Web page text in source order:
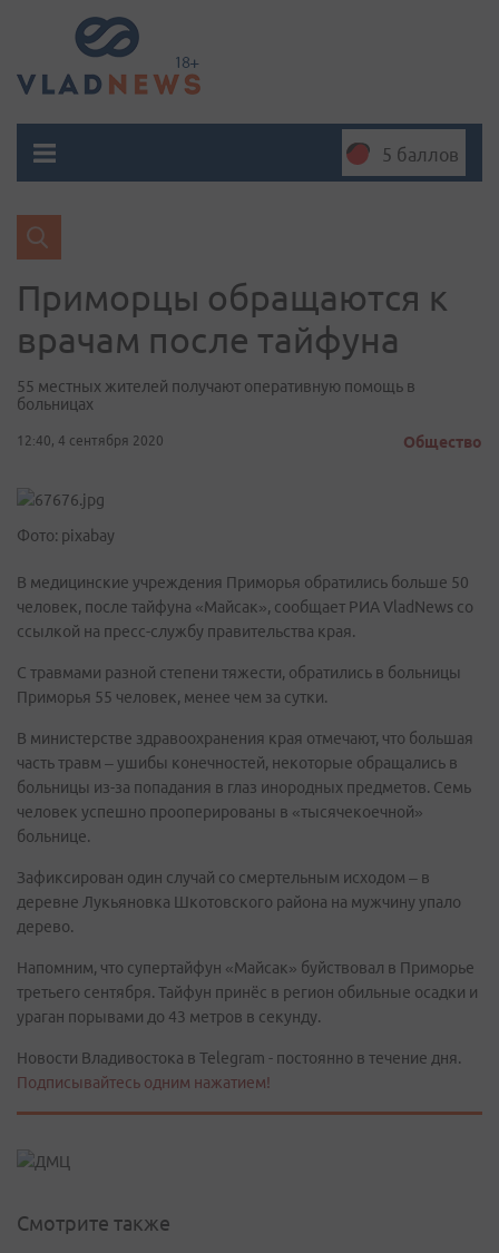
5 баллов
Приморцы обращаются к
врачам после тайфуна
55 местных жителей получают оперативную помощь в
больницах
12:40, 4 сентября 2020 Общество
Фото: pixabay
В медицинские учреждения Приморья обратились больше 50
человек, после тайфуна «Майсак», сообщает РИА VladNews со
ссылкой на пресс-службу правительства края.
С травмами разной степени тяжести, обратились в больницы
Приморья 55 человек, менее чем за сутки.
В министерстве здравоохранения края отмечают, что большая
часть травм – ушибы конечностей, некоторые обращались в
больницы из-за попадания в глаз инородных предметов. Семь
человек успешно прооперированы в «тысячекоечной»
больнице.
Зафиксирован один случай со смертельным исходом – в
деревне Лукьяновка Шкотовского района на мужчину упало
дерево.
Напомним, что супертайфун «Майсак» буйствовал в Приморье
третьего сентября. Тайфун принёс в регион обильные осадки и
ураган порывами до 43 метров в секунду.
Новости Владивостока в Telegram - постоянно в течение дня.
Подписывайтесь одним нажатием!
Смотрите также